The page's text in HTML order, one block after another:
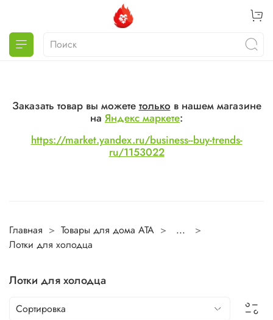
Заказать товар вы можете только в нашем магазине
на Яндекс маркете:
https://market.yandex.ru/business--buy-trends-
ru/1153022
Главная Товары для дома ATA
...
Лотки для холодца
Лотки для холодца